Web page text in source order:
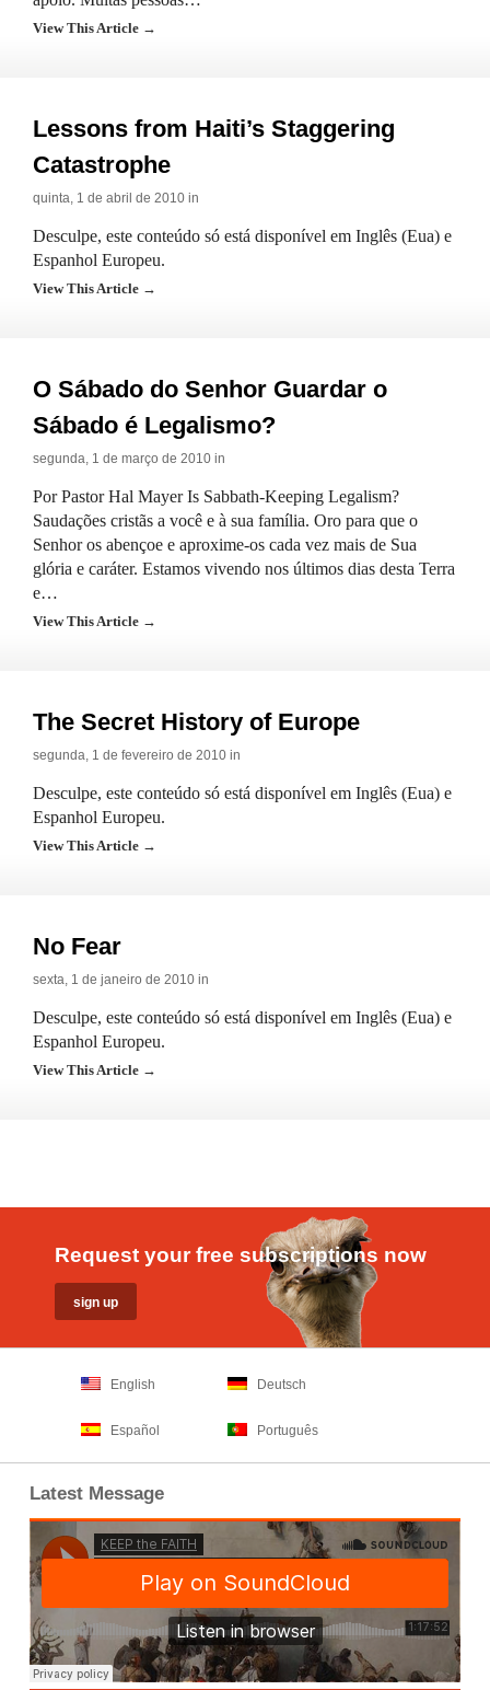
View This Article →
Lessons from Haiti’s Staggering
Catastrophe
quinta, 1 de abril de 2010 in
Desculpe, este conteúdo só está disponível em Inglês (Eua) e
Espanhol Europeu.
View This Article →
O Sábado do Senhor Guardar o
Sábado é Legalismo?
segunda, 1 de março de 2010 in
Por Pastor Hal Mayer Is Sabbath-Keeping Legalism?
Saudações cristãs a você e à sua família. Oro para que o
Senhor os abençoe e aproxime-os cada vez mais de Sua
glória e caráter. Estamos vivendo nos últimos dias desta Terra
e…
View This Article →
The Secret History of Europe
segunda, 1 de fevereiro de 2010 in
Desculpe, este conteúdo só está disponível em Inglês (Eua) e
Espanhol Europeu.
View This Article →
No Fear
sexta, 1 de janeiro de 2010 in
Desculpe, este conteúdo só está disponível em Inglês (Eua) e
Espanhol Europeu.
View This Article →
Request your free subscriptions now
English Deutsch
Español Português
Latest Message